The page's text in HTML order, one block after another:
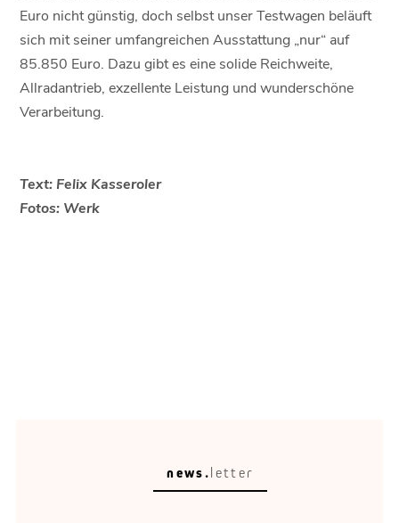
Euro nicht günstig, doch selbst unser Testwagen beläuft
sich mit seiner umfangreichen Ausstattung „nur“ auf
85.850 Euro. Dazu gibt es eine solide Reichweite,
Allradantrieb, exzellente Leistung und wunderschöne
Verarbeitung.
Text: Felix Kasseroler
Fotos: Werk
news.letter